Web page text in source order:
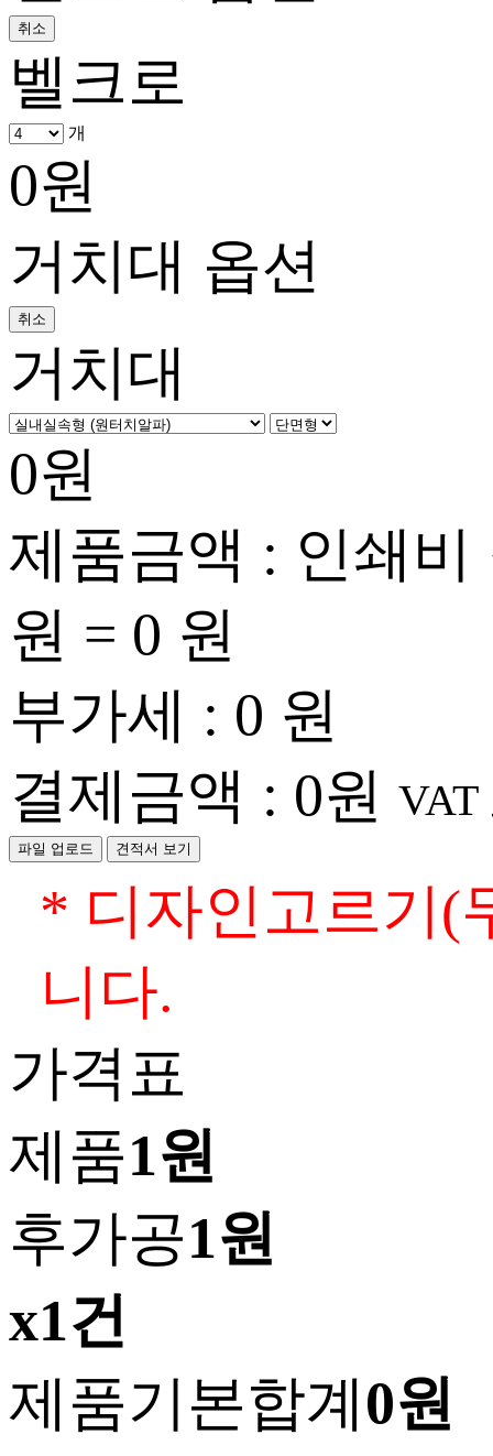
취소
벨크로
개
0원
거치대 옵션
취소
거치대
0원
제품금액 : 인쇄비
원 = 0 원
부가세 : 0 원
결제금액 : 0원 VAT
파일 업로드 견적서 보기
* 디자인고르기(
니다.
가격표
제품1원
후가공1원
x1건
제품기본합계0원